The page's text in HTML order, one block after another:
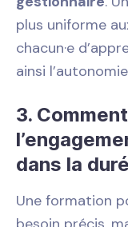
plus uniforme
chacun·e
ainsi
3.
dans la
Une formation